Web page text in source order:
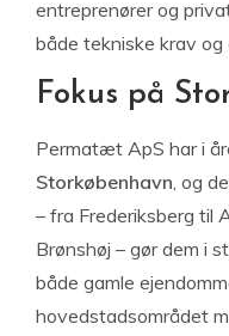
entreprenører og
både tekniske krav og
Fokus på
Permatæt ApS har i
Storkøbenhavn, og
– fra Frederiksberg til
Brønshøj – gør dem i
både gamle
hovedstadsområdet